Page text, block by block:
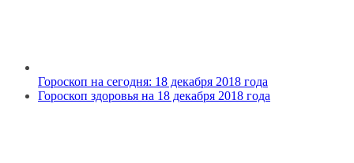
Гороскоп на сегодня: 18 декабря 2018 года
Гороскоп здоровья на 18 декабря 2018 года